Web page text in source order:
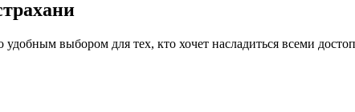
удобным выбором для тех, кто хочет насладиться всеми